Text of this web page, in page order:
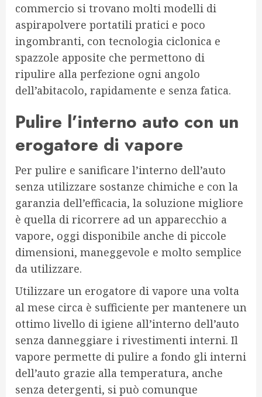
commercio si trovano molti modelli di
aspirapolvere portatili pratici e poco
ingombranti, con tecnologia ciclonica e
spazzole apposite che permettono di
ripulire alla perfezione ogni angolo
dell’abitacolo, rapidamente e senza fatica.
Pulire l’interno auto con un
erogatore di vapore
Per pulire e sanificare l’interno dell’auto
senza utilizzare sostanze chimiche e con la
garanzia dell’efficacia, la soluzione migliore
è quella di ricorrere ad un apparecchio a
vapore, oggi disponibile anche di piccole
dimensioni, maneggevole e molto semplice
da utilizzare.
Utilizzare un erogatore di vapore una volta
al mese circa è sufficiente per mantenere un
ottimo livello di igiene all’interno dell’auto
senza danneggiare i rivestimenti interni. Il
vapore permette di pulire a fondo gli interni
dell’auto grazie alla temperatura, anche
senza detergenti, si può comunque